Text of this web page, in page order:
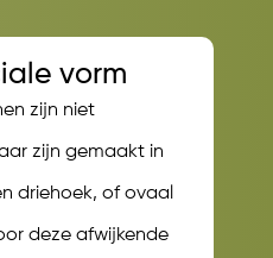
vorm
zijn niet
zijn gemaakt in
driehoek, of ovaal
deze afwijkende